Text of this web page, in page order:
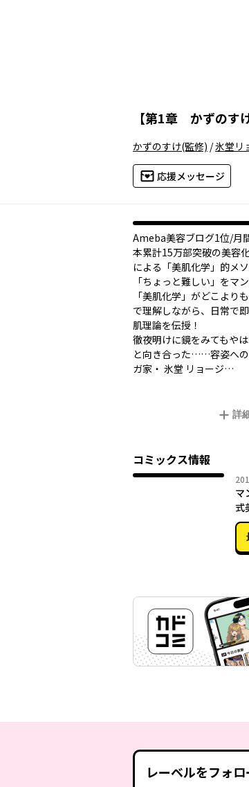
【第1章 かずのす
かずのすけ(監修) /氷堂リ
応援メッセージ
Ameba美容ブログ1位/月
本累計15万部突破の美容
による「美肌化学」的メ
「ちょっと難しい」をマ
「美肌化学」がどこより
で理解しながら、日常で
肌理論を伝授！
徹夜明けに鏡をみてもや
と向き合った……容姿へ
ガ家・ 氷堂 リョージ…
詳
コミックス情報
マ
式
レーベルをフォロ